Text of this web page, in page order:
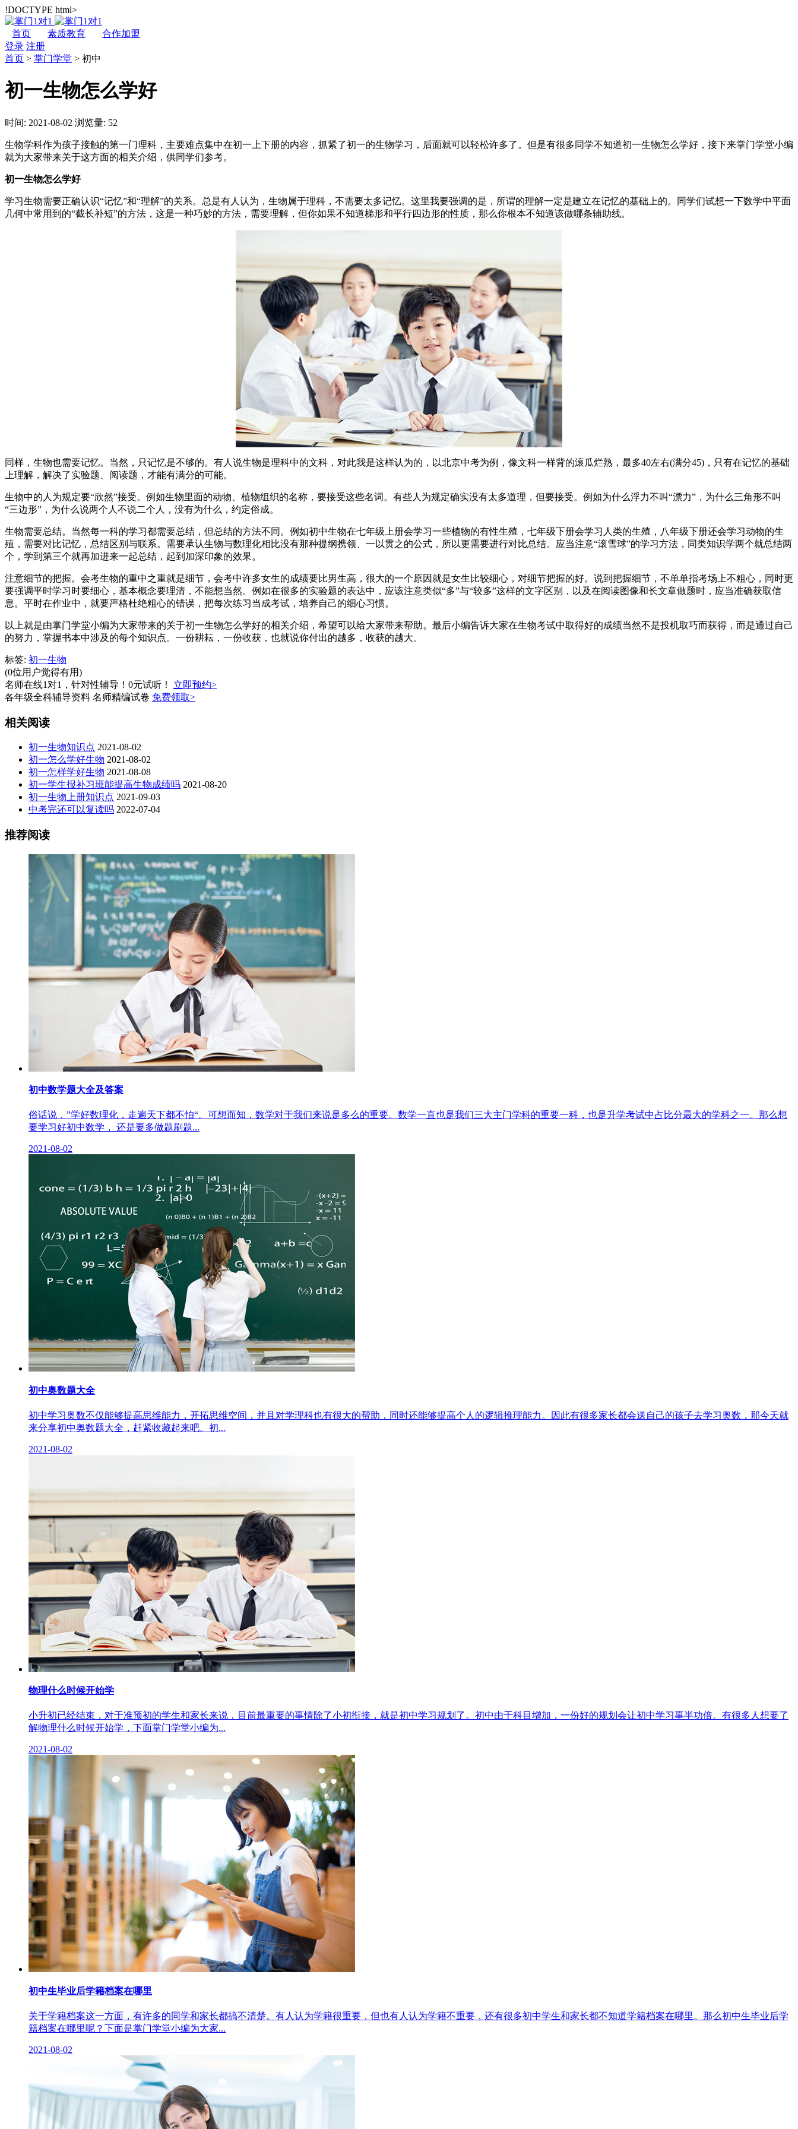
!DOCTYPE html>
首页 素质教育
合作加盟
登录 注册
首页 > 掌门学堂 > 初中
初一生物怎么学好
时间: 2021-08-02 浏览量: 52
生物学科作为孩子接触的第一门理科，主要难点集中在初一上下册的内容，抓紧了初一的生物学习，后面就可以轻松许多了。但是有很多同学不知道初一生物怎么学好，接下来掌门学堂小编
就为大家带来关于这方面的相关介绍，供同学们参考。
初一生物怎么学好
学习生物需要正确认识“记忆”和“理解”的关系。总是有人认为，生物属于理科，不需要太多记忆。这里我要强调的是，所谓的理解一定是建立在记忆的基础上的。同学们试想一下数学中平面
几何中常用到的“截长补短”的方法，这是一种巧妙的方法，需要理解，但你如果不知道梯形和平行四边形的性质，那么你根本不知道该做哪条辅助线。
同样，生物也需要记忆。当然，只记忆是不够的。有人说生物是理科中的文科，对此我是这样认为的，以北京中考为例，像文科一样背的滚瓜烂熟，最多40左右(满分45)，只有在记忆的基础
上理解，解决了实验题、阅读题，才能有满分的可能。
生物中的人为规定要“欣然”接受。例如生物里面的动物、植物组织的名称，要接受这些名词。有些人为规定确实没有太多道理，但要接受。例如为什么浮力不叫“漂力”，为什么三角形不叫
“三边形”，为什么说两个人不说二个人，没有为什么，约定俗成。
生物需要总结。当然每一科的学习都需要总结，但总结的方法不同。例如初中生物在七年级上册会学习一些植物的有性生殖，七年级下册会学习人类的生殖，八年级下册还会学习动物的生
殖，需要对比记忆，总结区别与联系。需要承认生物与数理化相比没有那种提纲携领、一以贯之的公式，所以更需要进行对比总结。应当注意“滚雪球”的学习方法，同类知识学两个就总结两
个，学到第三个就再加进来一起总结，起到加深印象的效果。
注意细节的把握。会考生物的重中之重就是细节，会考中许多女生的成绩要比男生高，很大的一个原因就是女生比较细心，对细节把握的好。说到把握细节，不单单指考场上不粗心，同时更
要强调平时学习时要细心，基本概念要理清，不能想当然。例如在很多的实验题的表达中，应该注意类似“多”与“较多”这样的文字区别，以及在阅读图像和长文章做题时，应当准确获取信
息。平时在作业中，就要严格杜绝粗心的错误，把每次练习当成考试，培养自己的细心习惯。
以上就是由掌门学堂小编为大家带来的关于初一生物怎么学好的相关介绍，希望可以给大家带来帮助。最后小编告诉大家在生物考试中取得好的成绩当然不是投机取巧而获得，而是通过自己
的努力，掌握书本中涉及的每个知识点。一份耕耘，一份收获，也就说你付出的越多，收获的越大。
标签: 初一生物
(0位用户觉得有用)
名师在线1对1，针对性辅导！0元试听！
立即预约>
各年级全科辅导资料 名师精编试卷 免费领取>
相关阅读
初一生物知识点 2021-08-02
初一怎么学好生物 2021-08-02
初一怎样学好生物 2021-08-08
初一学生报补习班能提高生物成绩吗 2021-08-20
初一生物上册知识点 2021-09-03
中考完还可以复读吗 2022-07-04
推荐阅读
初中数学题大全及答案
俗话说，”学好数理化，走遍天下都不怕“。可想而知，数学对于我们来说是多么的重要。数学一直也是我们三大主门学科的重要一科，也是升学考试中占比分最大的学科之一。那么想
要学习好初中数学， 还是要多做题刷题...
2021-08-02
初中奥数题大全
初中学习奥数不仅能够提高思维能力，开拓思维空间，并且对学理科也有很大的帮助，同时还能够提高个人的逻辑推理能力。因此有很多家长都会送自己的孩子去学习奥数，那今天就
来分享初中奥数题大全，赶紧收藏起来吧。初...
2021-08-02
物理什么时候开始学
小升初已经结束，对于准预初的学生和家长来说，目前最重要的事情除了小初衔接，就是初中学习规划了。初中由于科目增加，一份好的规划会让初中学习事半功倍。有很多人想要了
解物理什么时候开始学，下面掌门学堂小编为...
2021-08-02
初中生毕业后学籍档案在哪里
关于学籍档案这一方面，有许多的同学和家长都搞不清楚。有人认为学籍很重要，但也有人认为学籍不重要，还有很多初中学生和家长都不知道学籍档案在哪里。那么初中生毕业后学
籍档案在哪里呢？下面是掌门学堂小编为大家...
2021-08-02